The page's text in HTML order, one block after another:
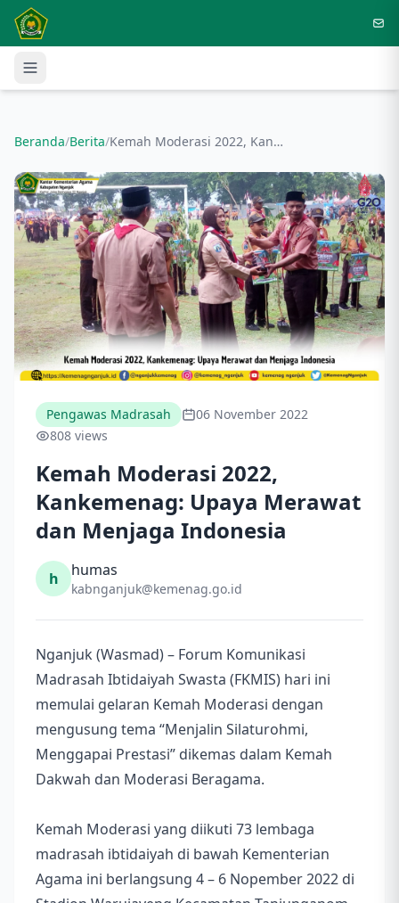
Langsung ke konten utama
Beranda/Berita/ Kemah Moderasi 2022, Kankemenag: Upaya Merawat dan Menjaga Indonesia
Pengawas Madrasah
06 November 2022
808 views
Kemah Moderasi 2022,
Kankemenag: Upaya Merawat
dan Menjaga Indonesia
h humas
kabnganjuk@kemenag.go.id
Nganjuk (Wasmad) – Forum Komunikasi
Madrasah Ibtidaiyah Swasta (FKMIS) hari ini
memulai gelaran Kemah Moderasi dengan
mengusung tema “Menjalin Silaturohmi,
Menggapai Prestasi” dikemas dalam Kemah
Dakwah dan Moderasi Beragama.
Kemah Moderasi yang diikuti 73 lembaga
madrasah ibtidaiyah di bawah Kementerian
Agama ini berlangsung 4 – 6 Nopember 2022 di